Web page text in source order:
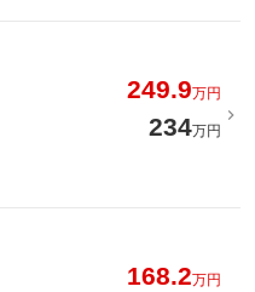
249.9万円
234万円
168.2万円